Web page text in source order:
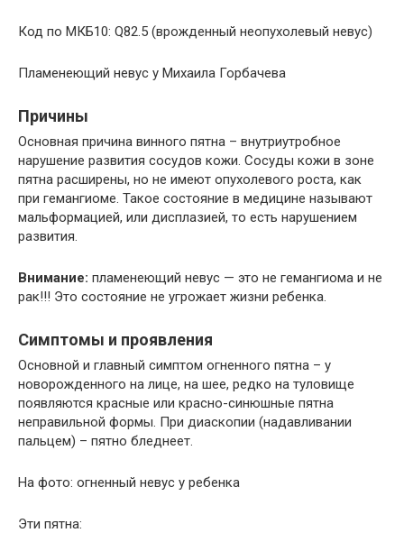
Код по МКБ10: Q82.5 (врожденный неопухолевый невус)
Пламенеющий невус у Михаила Горбачева
Причины
Основная причина винного пятна – внутриутробное
нарушение развития сосудов кожи. Сосуды кожи в зоне
пятна расширены, но не имеют опухолевого роста, как
при гемангиоме. Такое состояние в медицине называют
мальформацией, или дисплазией, то есть нарушением
развития.
Внимание: пламенеющий невус — это не гемангиома и не
рак!!! Это состояние не угрожает жизни ребенка.
Симптомы и проявления
Основной и главный симптом огненного пятна – у
новорожденного на лице, на шее, редко на туловище
появляются красные или красно-синюшные пятна
неправильной формы. При диаскопии (надавливании
пальцем) – пятно бледнеет.
На фото: огненный невус у ребенка
Эти пятна: